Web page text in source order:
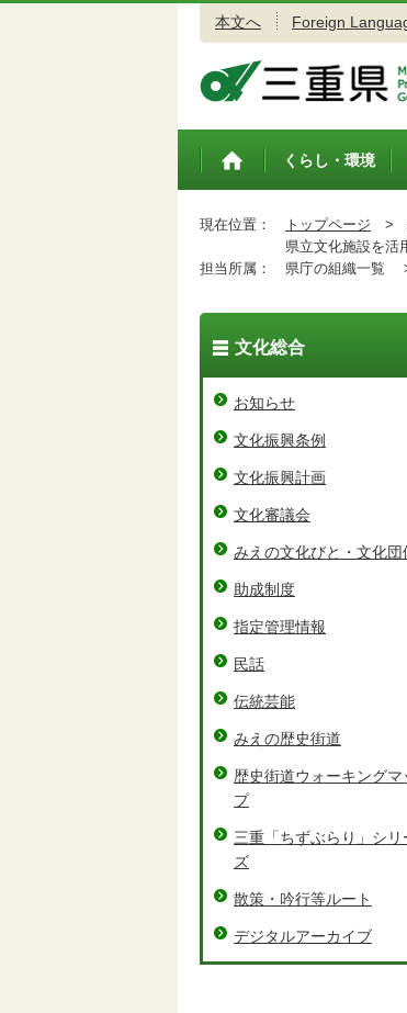
本文へ Foreign
トップペ
くらし・環境
現在位置： トップページ >
県立文化施設を活
担当所属：
県庁の組織一覧
文化総合
お知らせ
文化振興条例
文化振興計画
文化審議会
みえの文化びと・文化団
助成制度
指定管理情報
民話
伝統芸能
みえの歴史街道
歴史街道ウォーキングマ
プ
三重「ちずぶらり」シリ
ズ
散策・吟行等ルート
デジタルアーカイブ